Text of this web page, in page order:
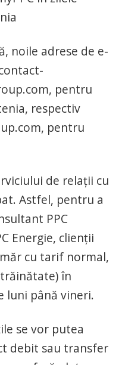
noile adrese de e-
, pentru
respectiv
, pentru
de relații cu
Astfel, pentru a
PPC
Energie, clienții
cu tarif normal,
în
luni până vineri.
se vor putea
debit sau transfer